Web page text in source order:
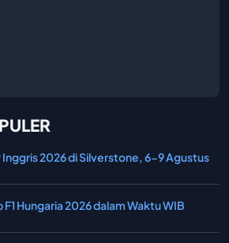
Inggris 2026 di Silverstone, 6-9 Agustus
Hungaria 2026 dalam Waktu WIB